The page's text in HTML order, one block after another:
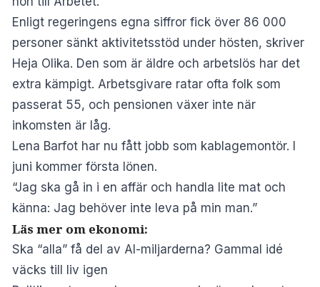
Enligt regeringens egna siffror fick över 86 000
personer sänkt aktivitetsstöd under hösten, skriver
Heja Olika. Den som är äldre och arbetslös har det
extra kämpigt. Arbetsgivare ratar ofta folk som
passerat 55, och pensionen växer inte när
inkomsten är låg.
Lena Barfot har nu fått jobb som kablagemontör. I
juni kommer första lönen.
“Jag ska gå in i en affär och handla lite mat och
känna: Jag behöver inte leva på min man.”
Läs mer om ekonomi:
Ska “alla” få del av AI-miljarderna? Gammal idé
väcks till liv igen